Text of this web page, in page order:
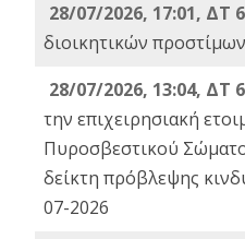
28/07/2026, 17:01, ΔΤ
διοικητικών
28/07/2026, 13:04, ΔΤ
την επιχειρησιακή
Πυροσβεστικού
δείκτη πρόβλεψης
07-2026